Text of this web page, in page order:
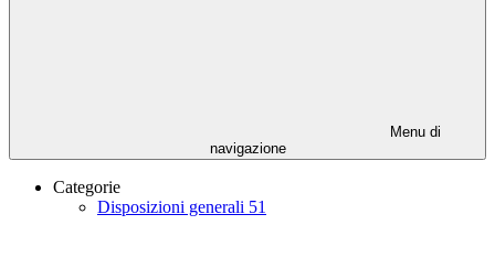
Menu di
navigazione
Categorie
Disposizioni generali 51